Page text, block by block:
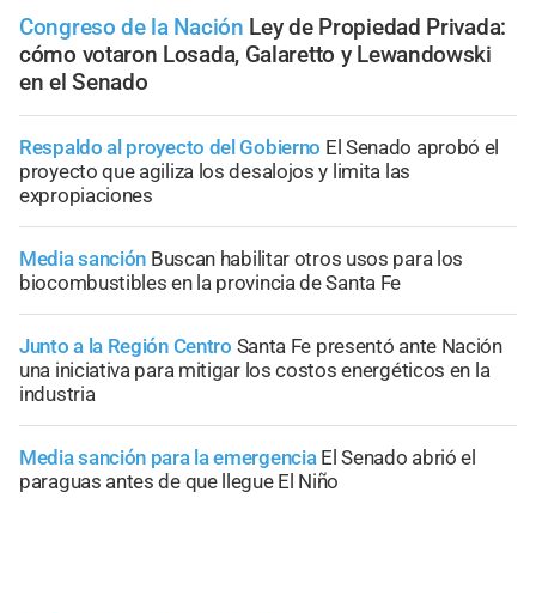
Congreso de la Nación Ley de Propiedad Privada:
cómo votaron Losada, Galaretto y Lewandowski
en el Senado
Respaldo al proyecto del Gobierno El Senado aprobó el
proyecto que agiliza los desalojos y limita las
expropiaciones
Media sanción Buscan habilitar otros usos para los
biocombustibles en la provincia de Santa Fe
Junto a la Región Centro Santa Fe presentó ante Nación
una iniciativa para mitigar los costos energéticos en la
industria
Media sanción para la emergencia El Senado abrió el
paraguas antes de que llegue El Niño